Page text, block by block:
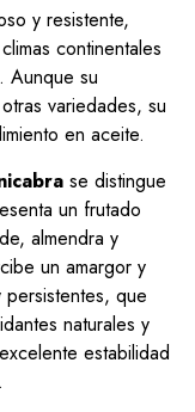
y resistente,
continentales
Aunque su
variedades, su
en aceite.
se distingue
un frutado
almendra y
un amargor y
que
naturales y
estabilidad